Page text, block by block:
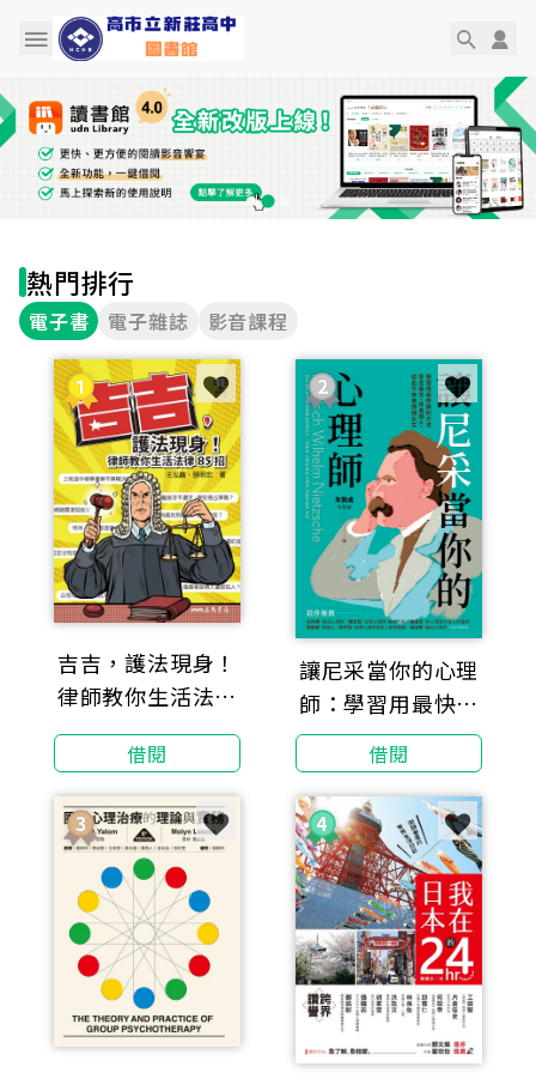
熱門排行
電子書 電子雜誌 影音課程
吉吉，護法現身！
律師教你生活法律
85招
借閱
讓尼采當你的心理
師：學習用最快樂
的方法享受痛苦、
成為超人，從此不
再被情緒左右
借閱